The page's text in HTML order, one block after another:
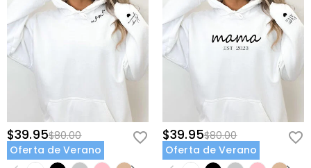
$39.95$80.00
Oferta de Verano
$39.95$80.00
Oferta de Verano